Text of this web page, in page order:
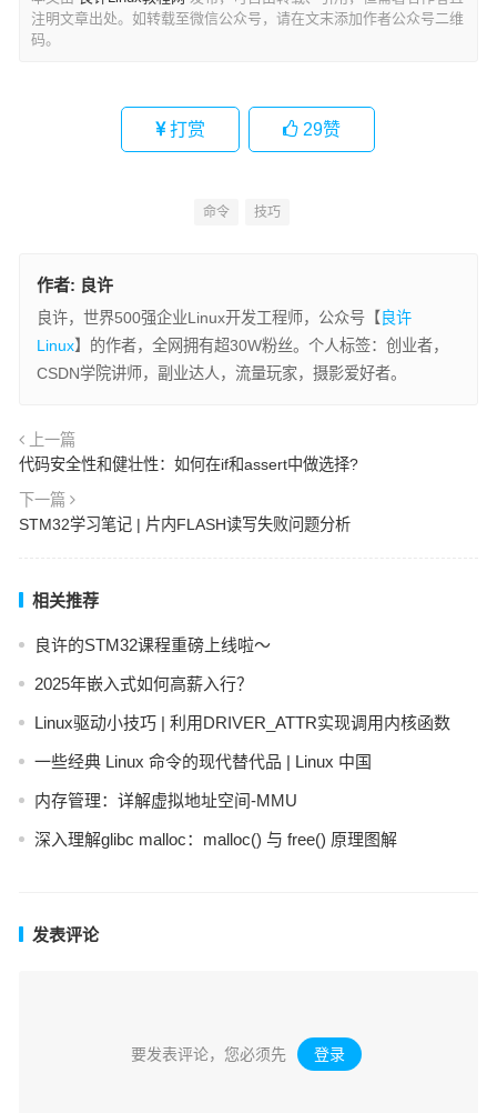
注明文章出处。如转载至微信公众号，请在文末添加作者公众号二维
码。
打赏 29赞
命令 技巧
作者: 良许
良许，世界500强企业Linux开发工程师，公众号【良许
Linux】的作者，全网拥有超30W粉丝。个人标签：创业者，
CSDN学院讲师，副业达人，流量玩家，摄影爱好者。
上一篇
代码安全性和健壮性：如何在if和assert中做选择?
下一篇
STM32学习笔记 | 片内FLASH读写失败问题分析
相关推荐
良许的STM32课程重磅上线啦～
2025年嵌入式如何高薪入行？
Linux驱动小技巧 | 利用DRIVER_ATTR实现调用内核函数
一些经典 Linux 命令的现代替代品 | Linux 中国
内存管理：详解虚拟地址空间-MMU
深入理解glibc malloc：malloc() 与 free() 原理图解
发表评论
要发表评论，您必须先 登录 。